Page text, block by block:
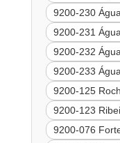
9200-230
9200-231
9200-232
9200-233
9200-125
9200-123
9200-076